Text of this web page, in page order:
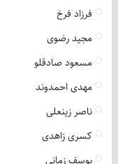
فرزاد فرخ
مجید رضوی
مسعود صادقلو
مهدی احمدوند
ناصر زینعلی
کسری زاهدی
یوسف زمانی